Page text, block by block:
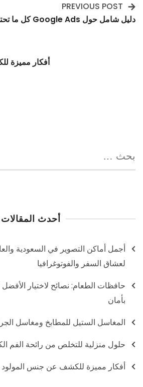
Post
PREVIOUS POST
دليل شامل حول Google Ads كل ما تحتاج لمعرفته
أفكار مميزة
البحث
عن:
أحدث المقالات
أجمل أماكن التصوير في السعودية
لعشاق السفر والفوتوغرافيا
حافظات الطعام: نصائح لاختيار
بأمان
المغاسل الستيل للمطابخ ومغاسل
حلول منزلية للتخلص من رائحة الفم
أفكار مميزة للكشف عن جنس المولود